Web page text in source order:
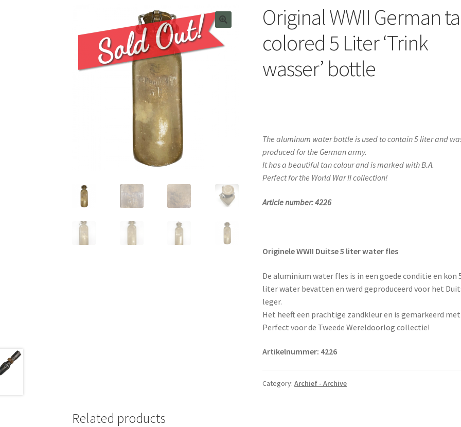
Original WWII German
colored 5 Liter ‘Trink
wasser’ bottle
The aluminum water bottle is used to contain 5 liter and
produced for the German army.
It has a beautiful tan colour and is marked with B.A.
Perfect for the World War II collection!
Article number: 4226
Originele WWII Duitse 5 liter water fles
De aluminium water fles is in een goede conditie en kon
liter water bevatten en werd geproduceerd voor het
leger.
Het heeft een prachtige zandkleur en is gemarkeerd met
Perfect voor de Tweede Wereldoorlog collectie!
Artikelnummer: 4226
Category:Archief - Archive
Related products